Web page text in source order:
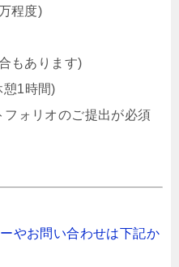
程度)
もあります)
1時間)
ォリオのご提出が必須
やお問い合わせは下記か